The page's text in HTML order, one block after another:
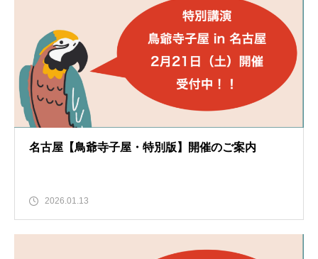
名古屋【鳥爺寺子屋・特別版】開催のご案内
2026.01.13